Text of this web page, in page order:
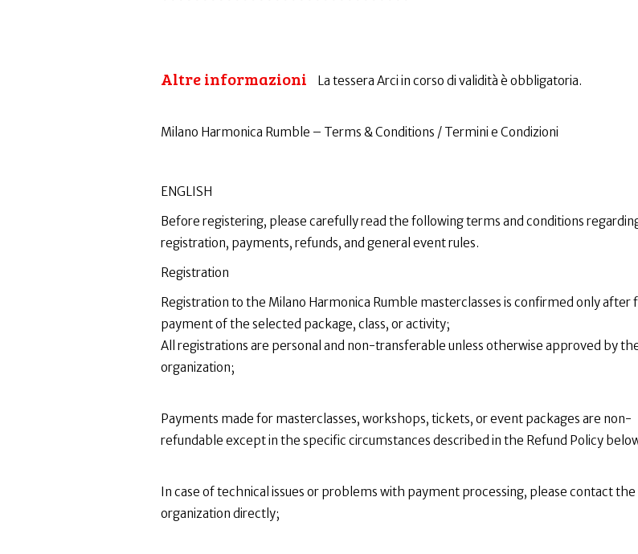
Altre informazioni La tessera Arci in corso di validità è obbligatoria.
Milano Harmonica Rumble – Terms & Conditions / Termini e Condizioni
ENGLISH
Before registering, please carefully read the following terms and conditions
registration, payments, refunds, and general event rules.
Registration
Registration to the Milano Harmonica Rumble masterclasses is confirmed only after
payment of the selected package, class, or activity;
All registrations are personal and non-transferable unless otherwise approved by
organization;
Payments made for masterclasses, workshops, tickets, or event packages are non-
refundable except in the specific circumstances described in the Refund Policy
In case of technical issues or problems with payment processing, please contact the
organization directly;